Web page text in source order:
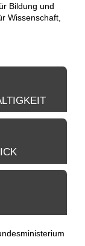
Bildung und
Wissenschaft,